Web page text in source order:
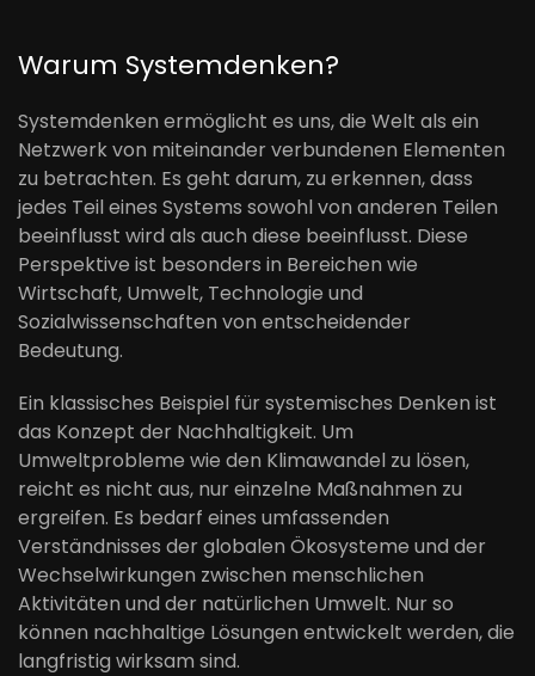
Warum Systemdenken?
Systemdenken ermöglicht es uns, die Welt als ein
Netzwerk von miteinander verbundenen Elementen
zu betrachten. Es geht darum, zu erkennen, dass
jedes Teil eines Systems sowohl von anderen Teilen
beeinflusst wird als auch diese beeinflusst. Diese
Perspektive ist besonders in Bereichen wie
Wirtschaft, Umwelt, Technologie und
Sozialwissenschaften von entscheidender
Bedeutung.
Ein klassisches Beispiel für systemisches Denken ist
das Konzept der Nachhaltigkeit. Um
Umweltprobleme wie den Klimawandel zu lösen,
reicht es nicht aus, nur einzelne Maßnahmen zu
ergreifen. Es bedarf eines umfassenden
Verständnisses der globalen Ökosysteme und der
Wechselwirkungen zwischen menschlichen
Aktivitäten und der natürlichen Umwelt. Nur so
können nachhaltige Lösungen entwickelt werden, die
langfristig wirksam sind.